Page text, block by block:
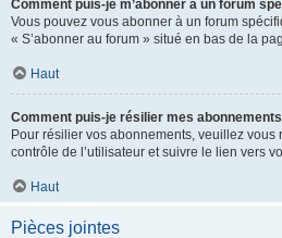
Comment puis-je m’abonner à un forum
Vous pouvez vous abonner à un forum
« S’abonner au forum » situé en bas de la
Haut
Comment puis-je résilier mes
Pour résilier vos abonnements, veuillez
contrôle de l’utilisateur et suivre le lien vers
Haut
Pièces jointes